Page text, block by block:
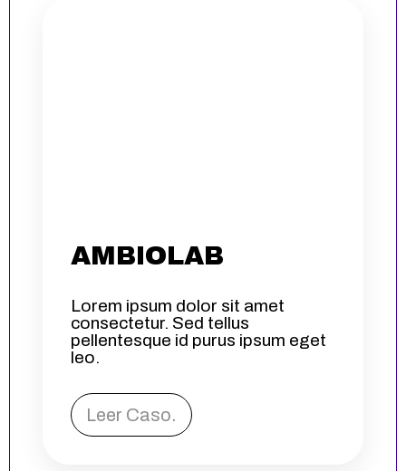
AMBIOLAB
Lorem ipsum dolor sit amet
consectetur. Sed tellus
pellentesque id purus ipsum eget
leo.
Leer Caso.